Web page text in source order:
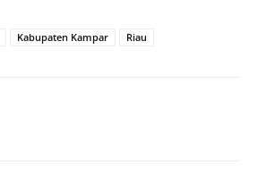
Kabupaten Kampar Riau